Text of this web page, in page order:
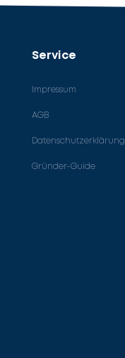
Service
Impressum
AGB
Datenschutzerklärung
Gründer-Guide